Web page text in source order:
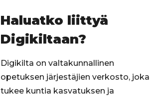
Haluatko liittyä
Digikiltaan?
Digikilta on valtakunnallinen
opetuksen järjestäjien verkosto, joka
tukee kuntia kasvatuksen ja